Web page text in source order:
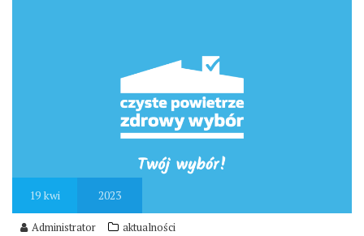
19 kwi 2023
Administrator
aktualności